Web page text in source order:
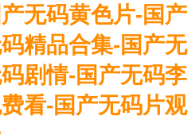
无码黄色片-国产
精品合集-国产无
剧情-国产无码李
看-国产无码片观